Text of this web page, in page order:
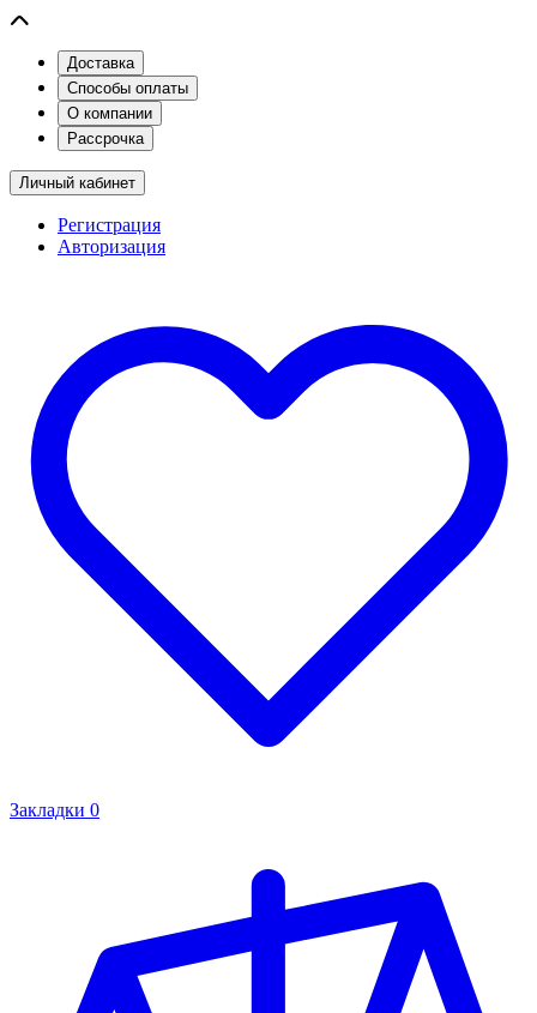
Доставка
Способы оплаты
О компании
Рассрочка
Личный кабинет
Регистрация
Авторизация
Закладки 0